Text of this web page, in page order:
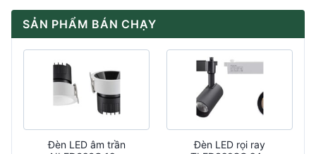
SẢN PHẨM BÁN CHẠY
Đèn LED âm trần
Đèn LED rọi ray